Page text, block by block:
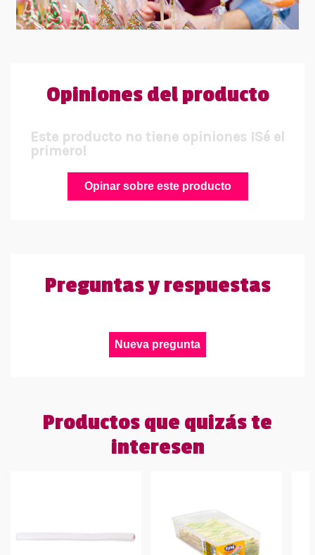
Opiniones del producto
Este producto no tiene opiniones ¡Sé el
primero!
Opinar sobre este producto
Preguntas y respuestas
Nueva pregunta
Productos que quizás te
interesen